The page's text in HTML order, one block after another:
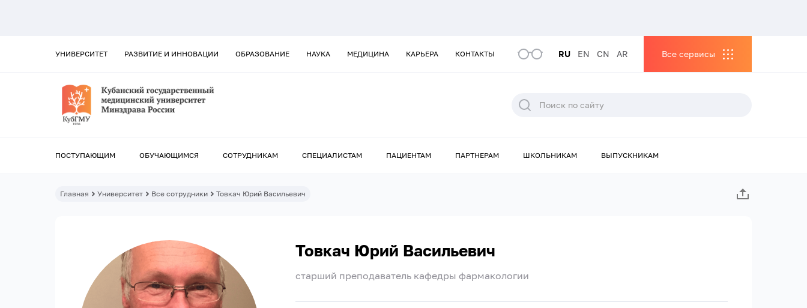
УНИВЕРСИТЕТ РАЗВИТИЕ И ИННОВАЦИИ ОБРАЗОВАНИЕ НАУКА МЕДИЦИНА КАРЬЕРА КОНТАКТЫ RU EN CN AR Все сервисы
ПОСТУПАЮЩИМ ОБУЧАЮЩИМСЯ СОТРУДНИКАМ СПЕЦИАЛИСТАМ ПАЦИЕНТАМ ПАРТНЕРАМ ШКОЛЬНИКАМ ВЫПУСКНИКАМ
Главная Университет Все сотрудники Товкач Юрий Васильевич
Товкач Юрий Васильевич
старший преподаватель кафедры фармакологии